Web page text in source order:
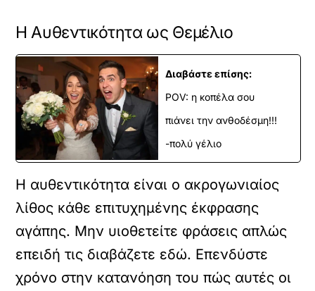
Η Αυθεντικότητα ως Θεμέλιο
Διαβάστε επίσης:
POV: η κοπέλα σου
πιάνει την ανθοδέσμη!!!
-πολύ γέλιο
Η αυθεντικότητα είναι ο ακρογωνιαίος
λίθος κάθε επιτυχημένης έκφρασης
αγάπης. Μην υιοθετείτε φράσεις απλώς
επειδή τις διαβάζετε εδώ. Επενδύστε
χρόνο στην κατανόηση του πώς αυτές οι